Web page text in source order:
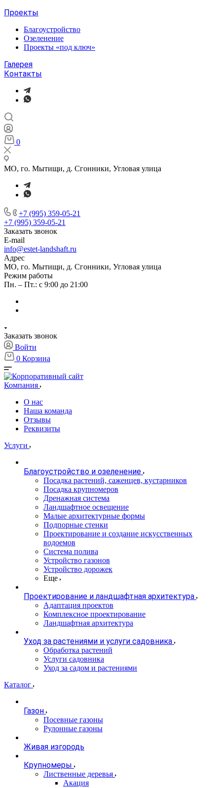
Проекты
Благоустройство
Озеленение
Проекты «под ключ»
Галерея
Контакты
0
МО, го. Мытищи, д. Сгонники, Угловая улица
+7 (995) 359-05-21
+7 (995) 359-05-21
Заказать звонок
E-mail
info@estet-landshaft.ru
Адрес
МО, го. Мытищи, д. Сгонники, Угловая улица
Режим работы
Пн. – Пт.: с 9:00 до 21:00
Заказать звонок
Войти
0 Корзина
Компания
О нас
Наша команда
Отзывы
Реквизиты
Услуги
Благоустройство и озеленение
Посадка растений, саженцев, кустарников
Посадка крупномеров
Дренажная система
Ландшафтное освещение
Малые архитектурные формы
Подпорные стенки
Проектирование и создание искусственных
водоемов
Система полива
Устройство газонов
Устройство дорожек
Еще
Проектирование и ландшафтная архитектура
Адаптация проектов
Комплексное проектирование
Ландшафтная архитектура
Уход за растениями и услуги садовника
Обработка растений
Услуги садовника
Уход за садом и растениями
Каталог
Газон
Посевные газоны
Рулонные газоны
Живая изгородь
Крупномеры
Лиственные деревья
Акация